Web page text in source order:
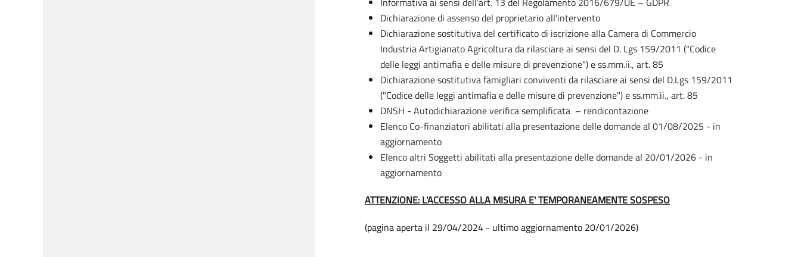
Dichiarazione di assenso del proprietario all'intervento
Dichiarazione sostitutiva del certificato di iscrizione alla Camera di Commercio
Industria Artigianato Agricoltura da rilasciare ai sensi del D. Lgs 159/2011 ("Codice
delle leggi antimafia e delle misure di prevenzione") e ss.mm.ii., art. 85
Dichiarazione sostitutiva famigliari conviventi da rilasciare ai sensi del D.Lgs 159/2011
("Codice delle leggi antimafia e delle misure di prevenzione") e ss.mm.ii., art. 85
DNSH - Autodichiarazione verifica semplificata – rendicontazione
Elenco Co-finanziatori abilitati alla presentazione delle domande al 01/08/2025 - in
aggiornamento
Elenco altri Soggetti abilitati alla presentazione delle domande al 20/01/2026 - in
aggiornamento
ATTENZIONE: L'ACCESSO ALLA MISURA E' TEMPORANEAMENTE SOSPESO
(pagina aperta il 29/04/2024 - ultimo aggiornamento 20/01/2026)